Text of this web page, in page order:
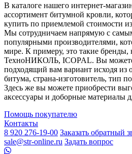
В каталоге нашего интернет-
ассортимент битумной кровли,
купить по приемлемой стоимости
Мы сотрудничаем напрямую с
популярными производителями,
мире. К примеру, это такие бренды,
ТехноНИКОЛЬ, ICOPAL. Вы можете
подходящий вам вариант исходя из
битума, страна-изготовитель, тип
Здесь же вы можете приобрести
аксессуары и доборные материалы
Помощь покупателю
Контакты
8 920 276-19-00 Заказать обратный
sale@str-online.ru Задать вопрос